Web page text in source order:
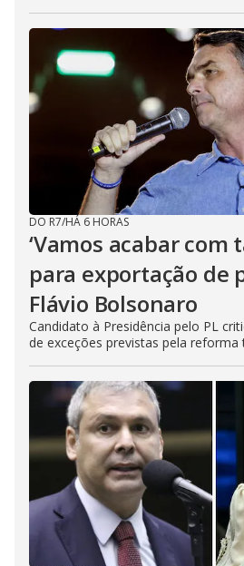
DO R7/HÁ 6 HORAS
‘Vamos acabar com
para exportação de
Flávio Bolsonaro
Candidato à Presidência pelo PL
de exceções previstas pela reforma